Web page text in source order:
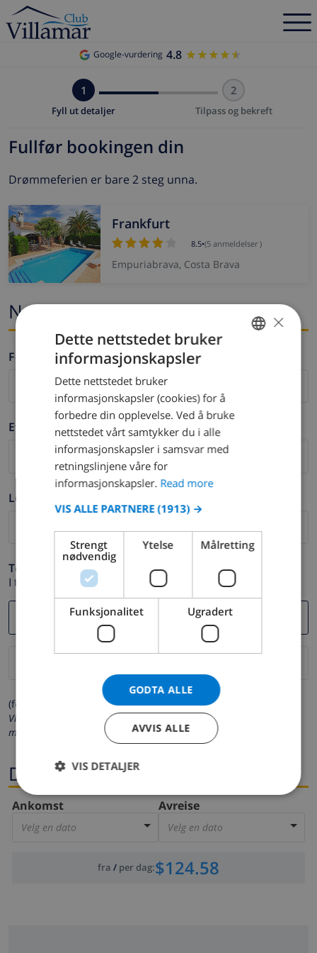
Google-vurdering 4.8 ★★★★★
★★★★★
1
Fyll ut detaljer
2
Tilpass og bekreft
Fullfør bookingen din
Drømmeferien er bare 2 steg unna.
Frankfurt
8.5•(5 anmeldelser )
Empuriabrava, Costa Brava
Navn og e-post
Fornavn *
Etternavn *
Logg ut *
Telefon *
I tilfelle din e-postadresse ikke fungerer.
(felter merket med * må fylles ut)
Vi respekterer ditt personvern. Dine personalia vil aldri bli delt
med andre.
Datoer
Ankomst
Velg en dato
Avreise
Velg en dato
fra / per dag:$124.58
SPANISH
GERMAN
CATALAN
NORWEGIAN
×
Dette nettstedet bruker
informasjonskapsler
Dette nettstedet bruker
informasjonskapsler (cookies) for å
forbedre din opplevelse. Ved å bruke
nettstedet vårt samtykker du i alle
informasjonskapsler i samsvar med
retningslinjene våre for
informasjonskapsler. Read more
VIS ALLE PARTNERE (1913) →
Strengt
nødvendig
Ytelse Målretting
Funksjonalitet Ugradert
GODTA ALLE
AVVIS ALLE
VIS DETALJER